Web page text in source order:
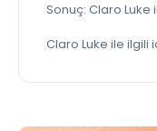
Sonuç: Claro Luke
Claro Luke ile ilgili